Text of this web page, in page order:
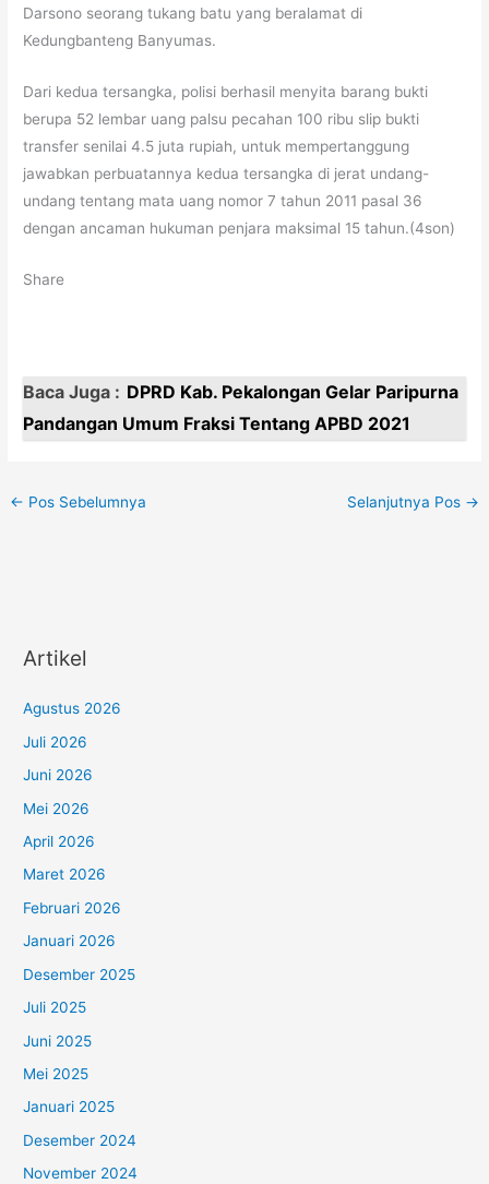
Darsono seorang tukang batu yang beralamat di
Kedungbanteng Banyumas.
Dari kedua tersangka, polisi berhasil menyita barang bukti
berupa 52 lembar uang palsu pecahan 100 ribu slip bukti
transfer senilai 4.5 juta rupiah, untuk mempertanggung
jawabkan perbuatannya kedua tersangka di jerat undang-
undang tentang mata uang nomor 7 tahun 2011 pasal 36
dengan ancaman hukuman penjara maksimal 15 tahun.(4son)
Share
Baca Juga : DPRD Kab. Pekalongan Gelar Paripurna
Pandangan Umum Fraksi Tentang APBD 2021
← Pos Sebelumnya Selanjutnya Pos →
Artikel
Agustus 2026
Juli 2026
Juni 2026
Mei 2026
April 2026
Maret 2026
Februari 2026
Januari 2026
Desember 2025
Juli 2025
Juni 2025
Mei 2025
Januari 2025
Desember 2024
November 2024